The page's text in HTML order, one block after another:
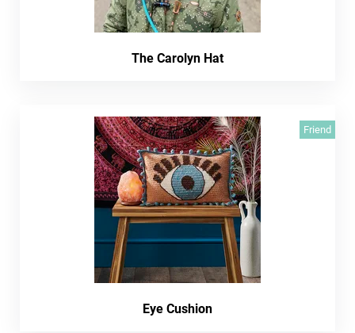
The Carolyn Hat
Friend
Eye Cushion